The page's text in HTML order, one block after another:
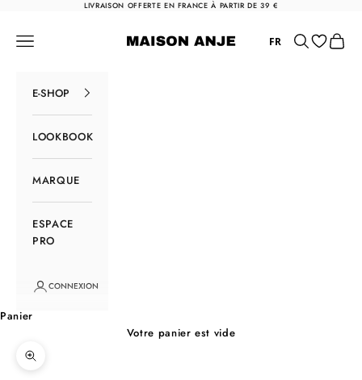
Passer au contenuLIVRAISON OFFERTE EN FRANCE À PARTIR DE 39 €
Maison Anje
Menu FR Rechercher
Panier
E-SHOP
LOOKBOOK
MARQUE
ESPACE
PRO
CONNEXION
Panier
Votre panier est vide
Zoomer sur l'image